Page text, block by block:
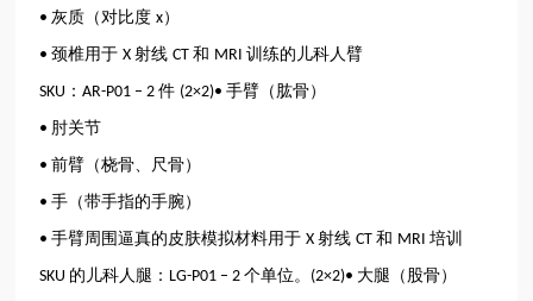
•灰质（对比度x）
•颈椎用于X射线CT和 MRI训练的儿科人臂
SKU ：AR-P01 – 2件 (2×2)•手臂（肱骨）
• 肘关节
•前臂（桡骨、尺骨）
•手（带手指的手腕）
•手臂周围逼真的皮肤模拟材料用于X射线CT和 MRI培训
SKU 的儿科人腿： LG-P01 – 2个单位。 (2×2)• 大腿（股骨）